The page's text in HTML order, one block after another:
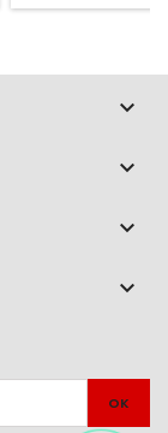



